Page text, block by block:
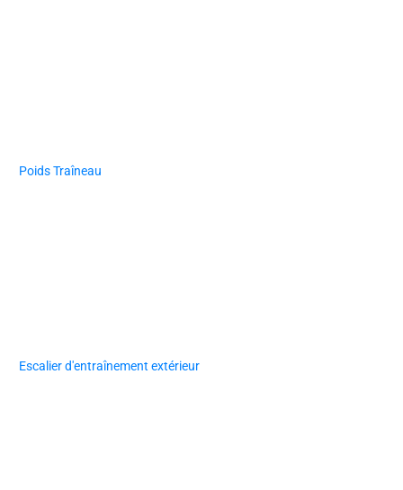
Poids Traîneau
Escalier d'entraînement extérieur